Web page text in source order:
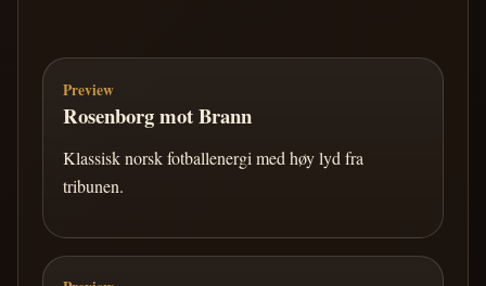
Preview
Rosenborg mot Brann
Klassisk norsk fotballenergi med høy lyd fra
tribunen.